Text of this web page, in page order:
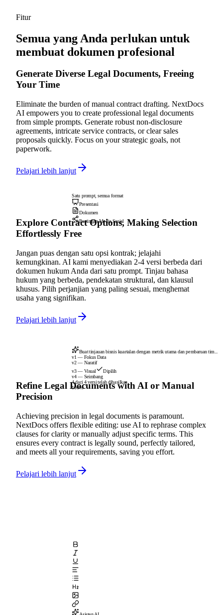
Fitur
Semua yang Anda perlukan untuk
membuat dokumen profesional
Generate Diverse Legal Documents, Freeing
Your Time
Eliminate the burden of manual contract drafting. NextDocs
AI empowers you to create professional legal documents
from simple prompts. Generate robust non-disclosure
agreements, intricate service contracts, or clear sales
proposals quickly. Focus on your strategic goals, not
paperwork.
Pelajari lebih lanjut
Satu prompt, semua format
Presentasi
Dokumen
Postingan Media Sosial
Explore Contract Options, Making Selection
Effortlessly Free
Jangan puas dengan satu opsi kontrak; jelajahi
kemungkinan. AI kami menyediakan 2-4 versi berbeda dari
dokumen hukum Anda dari satu prompt. Tinjau bahasa
hukum yang berbeda, pendekatan struktural, dan klausul
khusus. Pilih perjanjian yang paling sesuai, menghemat
usaha yang signifikan.
Pelajari lebih lanjut
Buat tinjauan bisnis kuartalan dengan metrik utama dan pembaruan tim...
v1 — Fokus Data
v2 — Naratif
v3 — Visual
Dipilih
v4 — Seimbang
4 dari 4 versi telah dihasilkan
100%
Refine Legal Documents with AI or Manual
Precision
Achieving precision in legal documents is paramount.
NextDocs offers flexible editing: use AI to rephrase complex
clauses for clarity or manually adjust specific terms. This
ensures every contract is legally sound, perfectly tailored,
and meets all your requirements, saving you effort.
Pelajari lebih lanjut